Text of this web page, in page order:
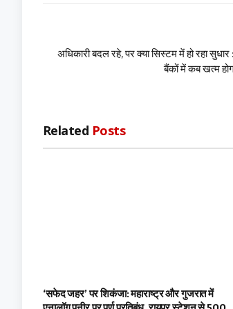
अधिकारी बदल रहे, पर क्या सिस्टम में हो रहा
बैंकों में कब खत्म
Related Posts
‘सफेद जहर’ पर शिकंजा: महाराष्ट्र और गुजरात में